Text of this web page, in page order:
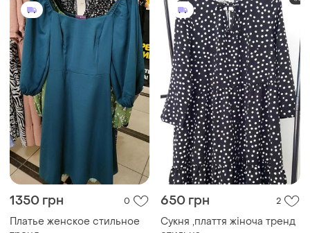
1350 грн 0
Платье женское стильное
650 грн 2
Сукня ,плаття жіноча тренд